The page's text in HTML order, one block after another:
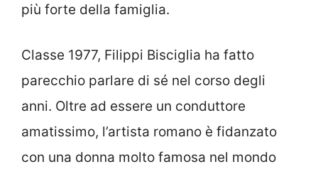
più forte della famiglia.
Classe 1977, Filippi Bisciglia ha fatto
parecchio parlare di sé nel corso degli
anni. Oltre ad essere un conduttore
amatissimo, l’artista romano è fidanzato
con una donna molto famosa nel mondo